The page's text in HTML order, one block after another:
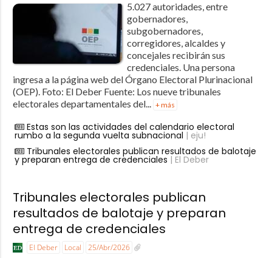
5.027 autoridades, entre
gobernadores,
subgobernadores,
corregidores, alcaldes y
concejales recibirán sus
credenciales. Una persona
ingresa a la página web del Órgano Electoral Plurinacional
(OEP). Foto: El Deber Fuente: Los nueve tribunales
electorales departamentales del... + más
Estas son las actividades del calendario electoral
rumbo a la segunda vuelta subnacional | eju!
Tribunales electorales publican resultados de balotaje
y preparan entrega de credenciales | El Deber
Tribunales electorales publican
resultados de balotaje y preparan
entrega de credenciales
El Deber Local 25/Abr/2026